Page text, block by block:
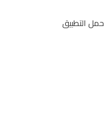
حمل التطبيق